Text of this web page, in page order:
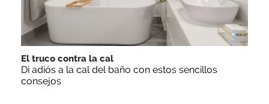
El truco contra la cal
Di adiós a la cal del baño con estos sencillos
consejos